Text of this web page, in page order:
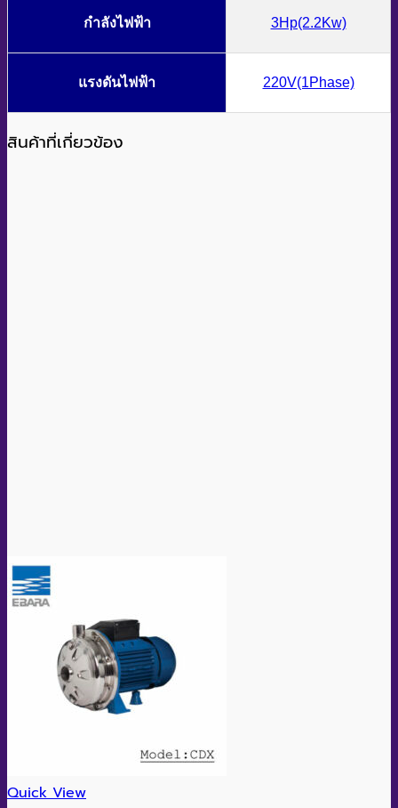
กำลังไฟฟ้า 3Hp(2.2Kw)
แรงดันไฟฟ้า 220V(1Phase)
สินค้าที่เกี่ยวข้อง
Quick View